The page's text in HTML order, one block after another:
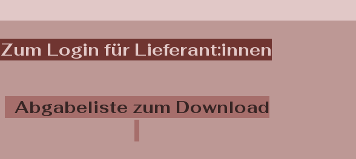
Login für Lieferant:innen
Abgabeliste zum Download